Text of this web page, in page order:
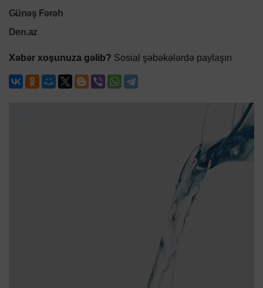
Günəş Fərəh
Den.az
Xəbər xoşunuza gəlib? Sosial şəbəkələrdə paylaşın